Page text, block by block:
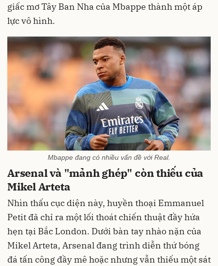
giấc mơ Tây Ban Nha của Mbappe thành một áp
lực vô hình.
Mbappe đang có nhiều vấn đề với Real.
Arsenal và "mảnh ghép" còn thiếu của
Mikel Arteta
Nhìn thấu cục diện này, huyền thoại Emmanuel
Petit đã chỉ ra một lối thoát chiến thuật đầy hứa
hẹn tại Bắc London. Dưới bàn tay nhào nặn của
Mikel Arteta, Arsenal đang trình diễn thứ bóng
đá tấn công đầy mê hoặc nhưng vẫn thiếu một sát